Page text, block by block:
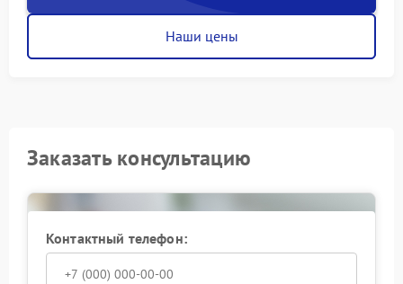
Наши цены
Заказать консультацию
Контактный телефон: